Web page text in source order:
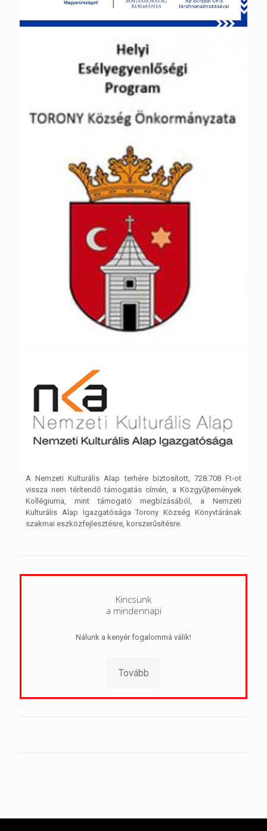
A Nemzeti Kulturális Alap terhére biztosított, 728.708 Ft-ot
vissza nem térítendő támogatás címén, a Közgyűjtemények
Kollégiuma, mint támogató megbízásából, a Nemzeti
Kulturális Alap Igazgatósága Torony Község Könyvtárának
szakmai eszközfejlesztésre, korszerűsítésre.
Kincsünk
a mindennapi
Nálunk a kenyér fogalommá válik!
Tovább